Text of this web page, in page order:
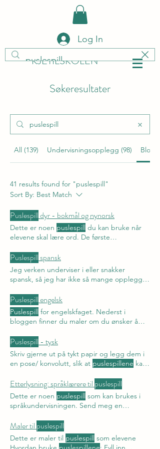
KJETILSKOLEN
Log In
Søkeresultater
All (139) Undervisningsopplegg (98)
41 results found for "puslespill"
Sort By: Best Match
Puslespilldyr - bokmål og nynorsk
Dette er noen puslespill du kan bruke når
elevene skal lære ord. De første
siste har opptil 8. Her finner du tips om
hvordan du kan bruke
puslespillene
Bildene er laget i CoPilot. Her finn du
puslespelapå nynorsk.
Puslespillspansk
Jeg verken underviser i eller snakker
spansk, så jeg har ikke så mange opplegg,
Puslespillengelsk
Puslespill for engelskfaget. Nederst i
bloggen finner du maler om du ønsker å
Puslespill - tysk
Skriv gjerne ut på tykt papir og legg dem i
en pose/ konvolutt, slik at puslespillene kan
Etterlysning: språklærere til puslespill
Dette er noen puslespill som kan brukes i
språkundervisningen. Send meg en
språk. Fyll inn ordene og send meg
puslespillet, du kan bli kreditert om du vil.
Filen Ferdigepuslespill(dissepuslespillene
Maler til puslespill
Dette er maler til puslespill som elevene